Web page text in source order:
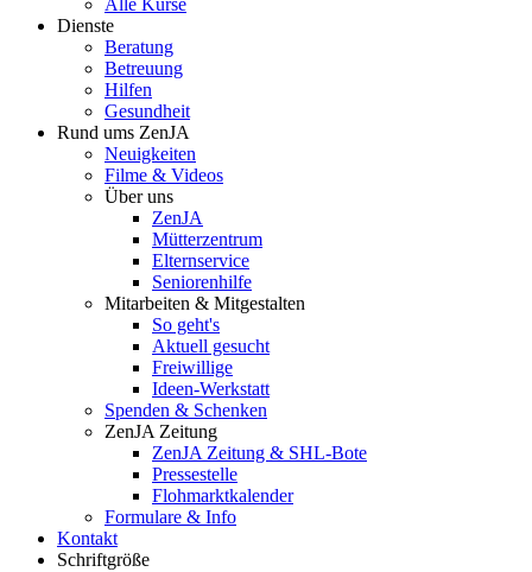
Alle Kurse
Dienste
Beratung
Betreuung
Hilfen
Gesundheit
Rund ums ZenJA
Neuigkeiten
Filme & Videos
Über uns
ZenJA
Mütterzentrum
Elternservice
Seniorenhilfe
Mitarbeiten & Mitgestalten
So geht's
Aktuell gesucht
Freiwillige
Ideen-Werkstatt
Spenden & Schenken
ZenJA Zeitung
ZenJA Zeitung & SHL-Bote
Pressestelle
Flohmarktkalender
Formulare & Info
Kontakt
Schriftgröße